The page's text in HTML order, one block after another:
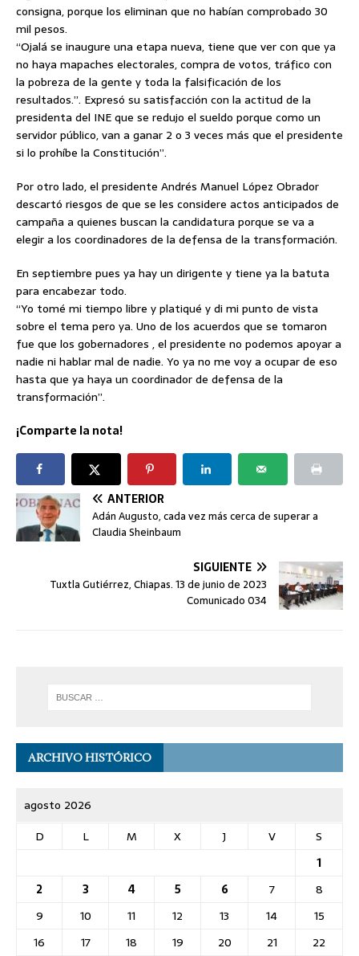
consigna, porque los eliminan que no habían comprobado 30
mil pesos.
“Ojalá se inaugure una etapa nueva, tiene que ver con que ya
no haya mapaches electorales, compra de votos, tráfico con
la pobreza de la gente y toda la falsificación de los
resultados.”. Expresó su satisfacción con la actitud de la
presidenta del INE que se redujo el sueldo porque como un
servidor público, van a ganar 2 o 3 veces más que el presidente
si lo prohíbe la Constitución”.
Por otro lado, el presidente Andrés Manuel López Obrador
descartó riesgos de que se les considere actos anticipados de
campaña a quienes buscan la candidatura porque se va a
elegir a los coordinadores de la defensa de la transformación.
En septiembre pues ya hay un dirigente y tiene ya la batuta
para encabezar todo.
“Yo tomé mi tiempo libre y platiqué y di mi punto de vista
sobre el tema pero ya. Uno de los acuerdos que se tomaron
fue que los gobernadores , el presidente no podemos apoyar a
nadie ni hablar mal de nadie. Yo ya no me voy a ocupar de eso
hasta que ya haya un coordinador de defensa de la
transformación”.
¡Comparte la nota!
ANTERIOR
Adán Augusto, cada vez más cerca de superar a
Claudia Sheinbaum
SIGUIENTE
Tuxtla Gutiérrez, Chiapas. 13 de junio de 2023
Comunicado 034
ARCHIVO HISTÓRICO
agosto 2026
D
L M X J V
S
1
2
3 4 5 6 7
8
9
10 11 12 13 14
15
16
17 18 19 20 21
22